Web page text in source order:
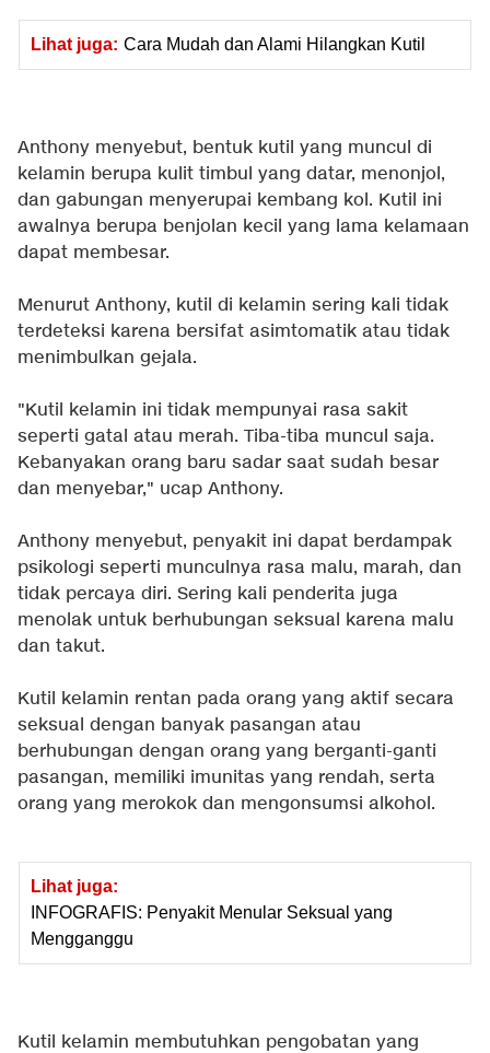
Lihat juga: Cara Mudah dan Alami Hilangkan Kutil
Anthony menyebut, bentuk kutil yang muncul di
kelamin berupa kulit timbul yang datar, menonjol,
dan gabungan menyerupai kembang kol. Kutil ini
awalnya berupa benjolan kecil yang lama kelamaan
dapat membesar.
Menurut Anthony, kutil di kelamin sering kali tidak
terdeteksi karena bersifat asimtomatik atau tidak
menimbulkan gejala.
"Kutil kelamin ini tidak mempunyai rasa sakit
seperti gatal atau merah. Tiba-tiba muncul saja.
Kebanyakan orang baru sadar saat sudah besar
dan menyebar," ucap Anthony.
Anthony menyebut, penyakit ini dapat berdampak
psikologi seperti munculnya rasa malu, marah, dan
tidak percaya diri. Sering kali penderita juga
menolak untuk berhubungan seksual karena malu
dan takut.
Kutil kelamin rentan pada orang yang aktif secara
seksual dengan banyak pasangan atau
berhubungan dengan orang yang berganti-ganti
pasangan, memiliki imunitas yang rendah, serta
orang yang merokok dan mengonsumsi alkohol.
Lihat juga:
INFOGRAFIS: Penyakit Menular Seksual yang
Mengganggu
Kutil kelamin membutuhkan pengobatan yang